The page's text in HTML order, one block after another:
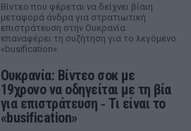
Βίντεο που φέρεται να δείχνει βίαιη
μεταφορά άνδρα για στρατιωτική
επιστράτευση στην Ουκρανία
επαναφέρει τη συζήτηση για το λεγόμενο
«busification».
Ουκρανία: Βίντεο σοκ με
19χρονο να οδηγείται με τη βία
για επιστράτευση ‑ Τι είναι το
«busification»